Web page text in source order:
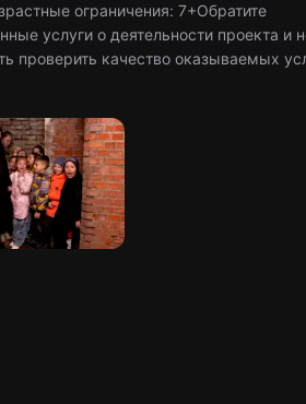
ограничения: 7+Обратите
услуги о деятельности проекта и
проверить качество оказываемых